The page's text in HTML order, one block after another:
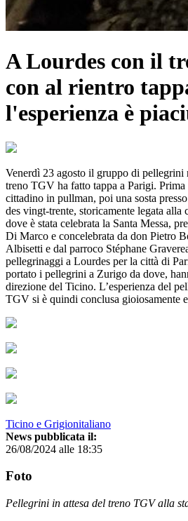
A Lourdes con il
con al rientro
l'esperienza è
Venerdì 23 agosto il gruppo di pellegrini
treno TGV ha fatto tappa a Parigi.
cittadino in pullman, poi una sosta
des vingt-trente, storicamente legata alla
dove è stata celebrata la Santa Messa,
Di Marco e concelebrata da don Pietro
Albisetti e dal parroco Stéphane
pellegrinaggi a Lourdes per la città di
portato i pellegrini a Zurigo da dove,
direzione del Ticino. L’esperienza del
TGV si è quindi conclusa gioiosamente
Ticino e Grigionitaliano
News pubblicata il:
26/08/2024 alle 18:35
Foto
Pellegrini in attesa del treno TGV alla